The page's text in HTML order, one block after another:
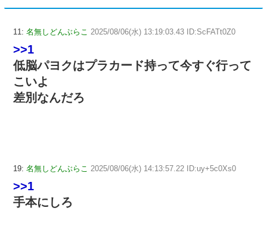
11: 名無しどんぶらこ 2025/08/06(水) 13:19:03.43 ID:ScFATt0Z0
>>1
低脳パヨクはプラカード持って今すぐ行って
こいよ
差別なんだろ
19: 名無しどんぶらこ 2025/08/06(水) 14:13:57.22 ID:uy+5c0Xs0
>>1
手本にしろ